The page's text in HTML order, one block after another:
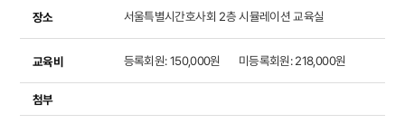
장소 서울특별시간호사회 2층 시뮬레이션 교육실
교육비 등록회원: 150,000원      미등록회원: 218,000원
첨부